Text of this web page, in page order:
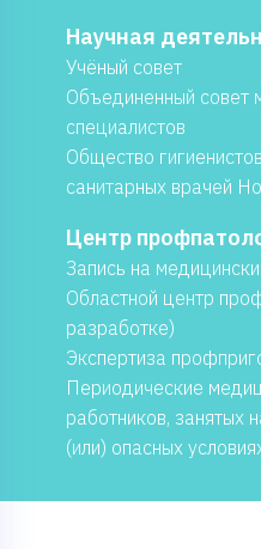
Научная
Учёный совет
Объединенный совет
специалистов
Общество
санитарных врачей
Центр
Запись на
Областной центр
разработке)
Экспертиза
Периодические
работников, занятых
(или) опасных